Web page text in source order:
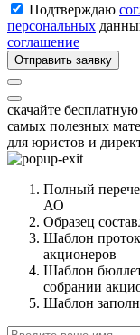
Подтверждаю
персональных
соглашение
Отправить заявку
скачайте
самых полезных
для юристов и
Полный
АО
Образец
Шаблон
акционеров
Шаблон
собрании
Шаблон